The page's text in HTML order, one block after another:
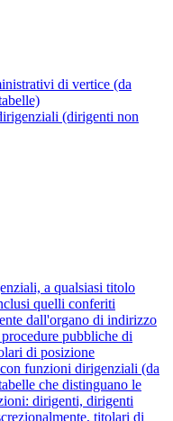
di vertice (da
(dirigenti non
a qualsiasi titolo
quelli conferiti
dall'organo di indirizzo
pubbliche di
di posizione
funzioni dirigenziali (da
che distinguano le
dirigenti, dirigenti
titolari di